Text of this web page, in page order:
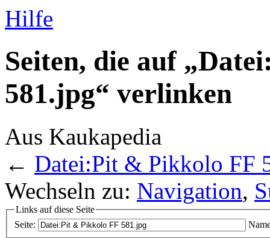
Hilfe
Seiten, die auf
581.jpg“ verlinken
Aus Kaukapedia
← Datei:Pit & Pikkolo FF
Wechseln zu: Navigation,
Links auf diese Seite
Seite: